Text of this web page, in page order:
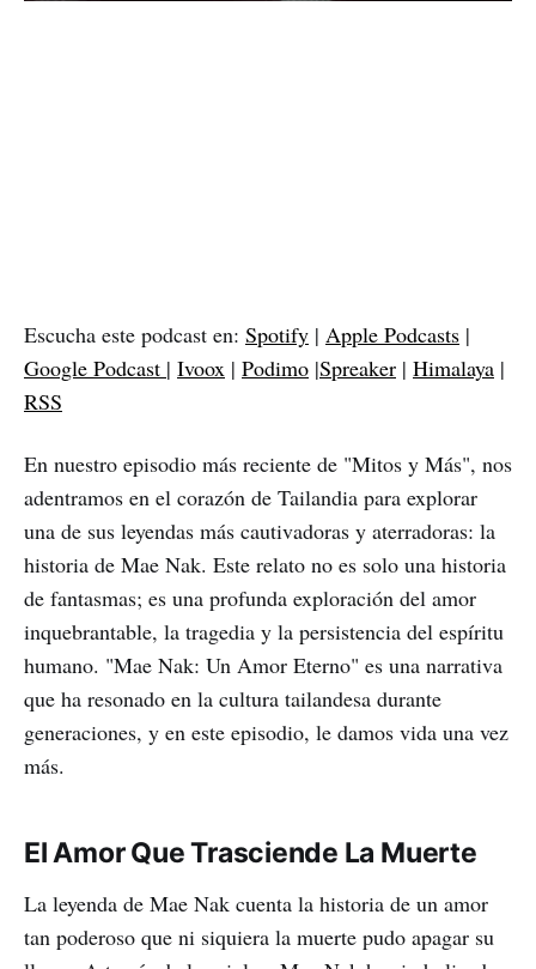
Escucha este podcast en: Spotify | Apple Podcasts |
Google Podcast | Ivoox | Podimo |Spreaker | Himalaya |
RSS
En nuestro episodio más reciente de "Mitos y Más", nos
adentramos en el corazón de Tailandia para explorar
una de sus leyendas más cautivadoras y aterradoras: la
historia de Mae Nak. Este relato no es solo una historia
de fantasmas; es una profunda exploración del amor
inquebrantable, la tragedia y la persistencia del espíritu
humano. "Mae Nak: Un Amor Eterno" es una narrativa
que ha resonado en la cultura tailandesa durante
generaciones, y en este episodio, le damos vida una vez
más.
El Amor Que Trasciende La Muerte
La leyenda de Mae Nak cuenta la historia de un amor
tan poderoso que ni siquiera la muerte pudo apagar su